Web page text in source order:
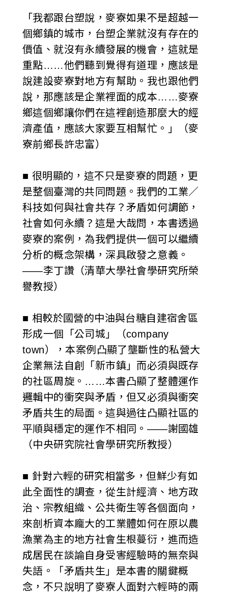
「我都跟台塑說，麥寮如果不是超越一
個鄉鎮的城市，台塑企業就沒有存在的
價值、就沒有永續發展的機會，這就是
重點……他們聽到覺得有道理，應該是
說建設麥寮對地方有幫助。我也跟他們
說，那應該是企業裡面的成本……麥寮
鄉這個鄉讓你們在這裡創造那麼大的經
濟產值，應該大家要互相幫忙。」（麥
寮前鄉長許忠富）
■ 很明顯的，這不只是麥寮的問題，更
是整個臺灣的共同問題。我們的工業／
科技如何與社會共存？矛盾如何調節，
社會如何永續？這是大哉問，本書透過
麥寮的案例，為我們提供一個可以繼續
分析的概念架構，深具啟發之意義。
——李丁讚（清華大學社會學研究所榮
譽教授）
■ 相較於國營的中油與台糖自建宿舍區
形成一個「公司城」（company
town），本案例凸顯了壟斷性的私營大
企業無法自創「新市鎮」而必須與既存
的社區周旋。……本書凸顯了整體運作
邏輯中的衝突與矛盾，但又必須與衝突
矛盾共生的局面。這與過往凸顯社區的
平順與穩定的運作不相同。——謝國雄
（中央研究院社會學研究所教授）
■ 針對六輕的研究相當多，但鮮少有如
此全面性的調查，從生計經濟、地方政
治、宗教組織、公共衛生等各個面向，
來剖析資本龐大的工業體如何在原以農
漁業為主的地方社會生根蔓衍，進而造
成居民在談論自身受害經驗時的無奈與
失語。「矛盾共生」是本書的關鍵概
念，不只說明了麥寮人面對六輕時的兩